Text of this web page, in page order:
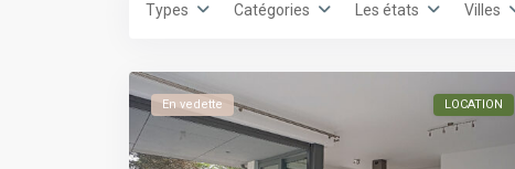
Types Catégories Les états Villes
En vedette LOCATION